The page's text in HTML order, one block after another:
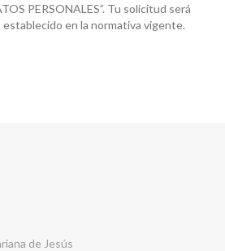
PERSONALES”. Tu solicitud será
en la normativa vigente.
de Jesús